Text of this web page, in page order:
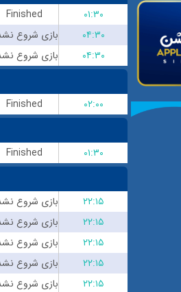
Finished
۰۱:۳۰
۰۴:۳۰
۰۴:۳۰
Finished
۰۲:۰۰
Finished
۰۱:۳۰
۲۲:۱۵
۲۲:۱۵
۲۲:۱۵
۲۲:۱۵
۲۲:۱۵